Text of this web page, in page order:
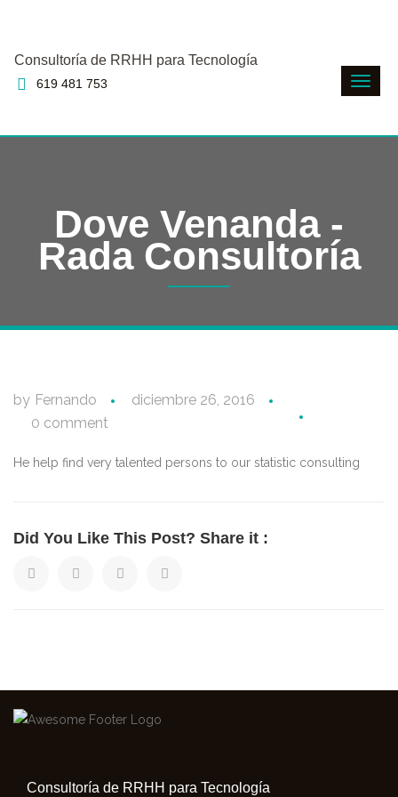
Consultoría de RRHH para Tecnología
619 481 753
Dove Venanda -
Rada Consultoría
by Fernando
diciembre 26, 2016
0 comment
He help find very talented persons to our statistic consulting
Did You Like This Post? Share it :
Consultoría de RRHH para Tecnología